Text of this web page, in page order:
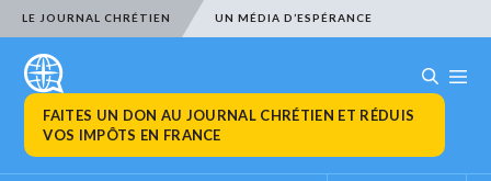
LE JOURNAL CHRÉTIEN UN MÉDIA D’ESPÉRANCE
FAITES UN DON AU JOURNAL CHRÉTIEN ET RÉDUIS
VOS IMPÔTS EN FRANCE